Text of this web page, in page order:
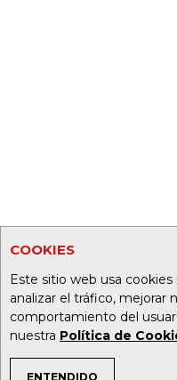
COOKIES
Este sitio web usa
analizar el tráfico, mejorar
comportamiento del
nuestra Política de
ENTENDIDO